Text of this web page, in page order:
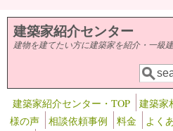
メインコンテンツに移動
建築家紹介センター
建物を建てたい方に建築家を紹介・一級
検
検索
建築家紹介センター・TOP 建築家
様の声
相談依頼事例 料金 よく